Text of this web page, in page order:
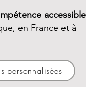
accessible
en France et à
personnalisées